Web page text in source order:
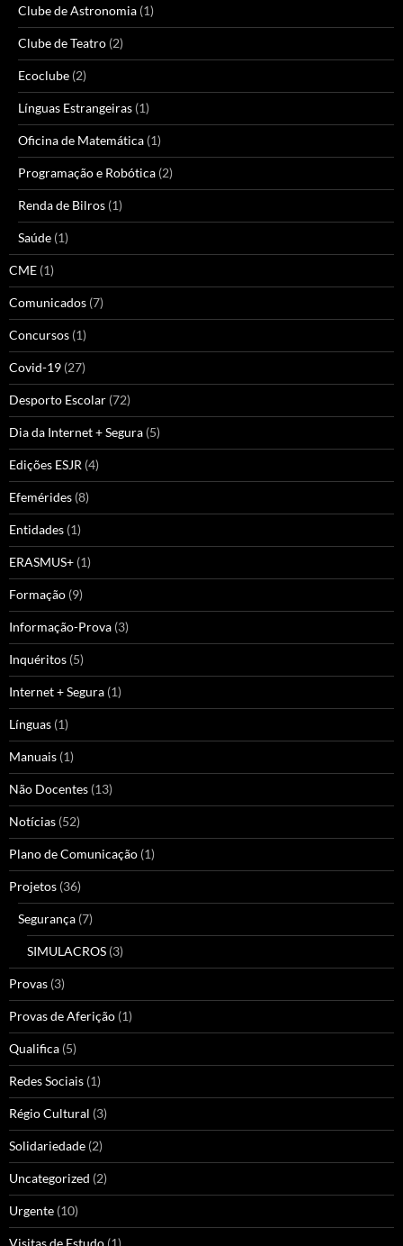
Clube de Astronomia (1)
Clube de Teatro (2)
Ecoclube (2)
Línguas Estrangeiras (1)
Oficina de Matemática (1)
Programação e Robótica (2)
Renda de Bilros (1)
Saúde (1)
CME (1)
Comunicados (7)
Concursos (1)
Covid-19 (27)
Desporto Escolar (72)
Dia da Internet + Segura (5)
Edições ESJR (4)
Efemérides (8)
Entidades (1)
ERASMUS+ (1)
Formação (9)
Informação-Prova (3)
Inquéritos (5)
Internet + Segura (1)
Línguas (1)
Manuais (1)
Não Docentes (13)
Notícias (52)
Plano de Comunicação (1)
Projetos (36)
Segurança (7)
SIMULACROS (3)
Provas (3)
Provas de Aferição (1)
Qualifica (5)
Redes Sociais (1)
Régio Cultural (3)
Solidariedade (2)
Uncategorized (2)
Urgente (10)